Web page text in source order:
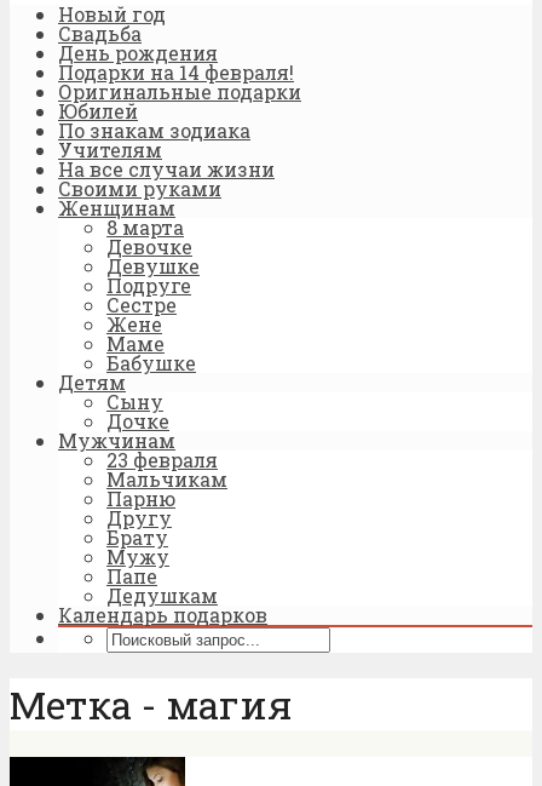
Новый год
Свадьба
День рождения
Подарки на 14 февраля!
Оригинальные подарки
Юбилей
По знакам зодиака
Учителям
На все случаи жизни
Своими руками
Женщинам
8 марта
Девочке
Девушке
Подруге
Сестре
Жене
Маме
Бабушке
Детям
Сыну
Дочке
Мужчинам
23 февраля
Мальчикам
Парню
Другу
Брату
Мужу
Папе
Дедушкам
Календарь подарков
Метка - магия